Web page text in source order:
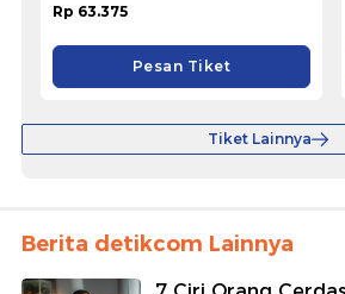
Rp 63.375
Pesan Tiket
Tiket Lainnya
Berita detikcom Lainnya